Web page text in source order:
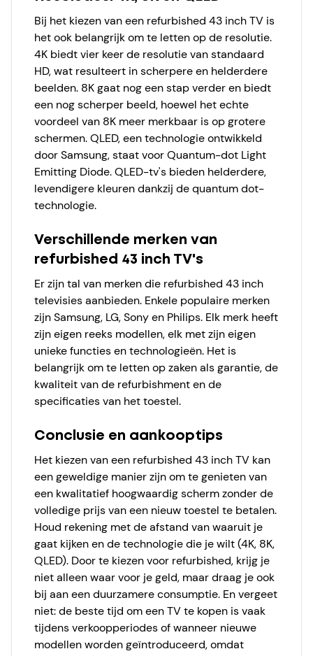
Bij het kiezen van een refurbished 43 inch TV is
het ook belangrijk om te letten op de resolutie.
4K biedt vier keer de resolutie van standaard
HD, wat resulteert in scherpere en helderdere
beelden. 8K gaat nog een stap verder en biedt
een nog scherper beeld, hoewel het echte
voordeel van 8K meer merkbaar is op grotere
schermen. QLED, een technologie ontwikkeld
door Samsung, staat voor Quantum-dot Light
Emitting Diode. QLED-tv's bieden helderdere,
levendigere kleuren dankzij de quantum dot-
technologie.
Verschillende merken van
refurbished 43 inch TV's
Er zijn tal van merken die refurbished 43 inch
televisies aanbieden. Enkele populaire merken
zijn Samsung, LG, Sony en Philips. Elk merk heeft
zijn eigen reeks modellen, elk met zijn eigen
unieke functies en technologieën. Het is
belangrijk om te letten op zaken als garantie, de
kwaliteit van de refurbishment en de
specificaties van het toestel.
Conclusie en aankooptips
Het kiezen van een refurbished 43 inch TV kan
een geweldige manier zijn om te genieten van
een kwalitatief hoogwaardig scherm zonder de
volledige prijs van een nieuw toestel te betalen.
Houd rekening met de afstand van waaruit je
gaat kijken en de technologie die je wilt (4K, 8K,
QLED). Door te kiezen voor refurbished, krijg je
niet alleen waar voor je geld, maar draag je ook
bij aan een duurzamere consumptie. En vergeet
niet: de beste tijd om een TV te kopen is vaak
tijdens verkoopperiodes of wanneer nieuwe
modellen worden geïntroduceerd, omdat